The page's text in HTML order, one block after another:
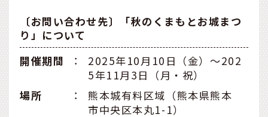
〔お問い合わせ先〕「秋のくまもとお城まつ
り」について
開催期間
：
2025年10月10日（金）〜202
5年11月3日（月・祝）
場所
：
熊本城有料区域（熊本県熊本
市中央区本丸1-1）